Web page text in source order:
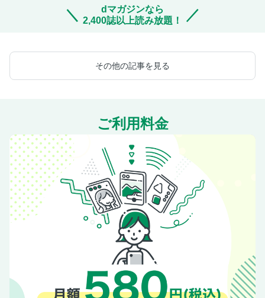
dマガジンなら
2,400誌以上読み放題！
その他の記事を見る
ご利用料金